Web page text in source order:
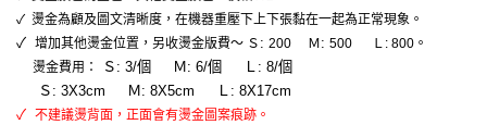
✓ 燙金為顧及圖文清晰度，在機器重壓下上下張黏在一起為正常現象。
✓ 增加其他燙金位置，另收燙金版費～ Ｓ : 200 Ｍ : 500 Ｌ: 800。
燙金費用：
Ｓ : 3/個 Ｍ : 6/個
Ｌ: 8/個
Ｓ : 3X3cm Ｍ : 8X5cm Ｌ: 8X17cm
✓ 不建議燙背面，正面會有燙金圖案痕跡。